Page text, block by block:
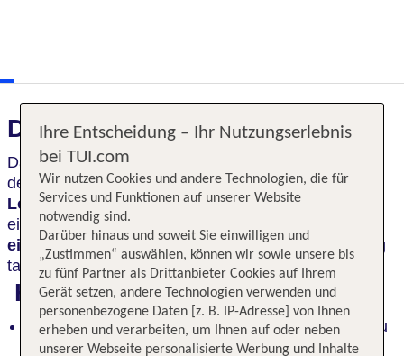
Das erwartet Sie
Das Hotel ist ideal für Kurzreisen, um die Umgebung
des Bodensees zu erkunden. Bei einem Drink in der
Lobbybarlässt sich der Tag in Friedrichshafen noch
einmal Revue passieren und in den
eingerichteten ZimmernKraft für den nächsten Tag
tanken.
Highlights
Ideales Hotel für Kurzreisen, um den Bodensee zu
erkunden
Ihre Entscheidung – Ihr Nutzungserlebnis
bei TUI.com
Wir nutzen Cookies und andere Technologien, die für
Services und Funktionen auf unserer Website
notwendig sind.
Darüber hinaus und soweit Sie einwilligen und
„Zustimmen“ auswählen, können wir sowie unsere bis
zu fünf Partner als Drittanbieter Cookies auf Ihrem
Gerät setzen, andere Technologien verwenden und
personenbezogene Daten [z. B. IP-Adresse] von Ihnen
erheben und verarbeiten, um Ihnen auf oder neben
unserer Webseite personalisierte Werbung und Inhalte